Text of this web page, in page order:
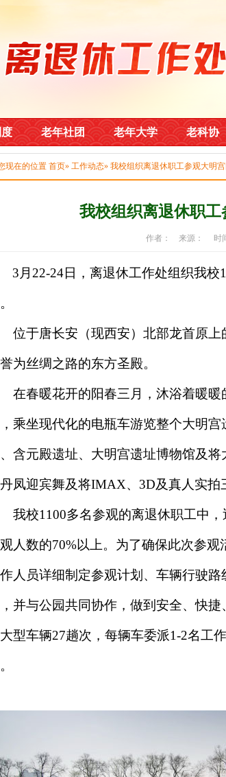
老年社团 老年大学 老科协
现在的位置 首页» 工作动态» 我校组织离退休职工参观大明
我校组织离退休职
作者： 来源： 时间
3 月 22-24日，离退休工作处组织我校
于唐长安（现西安）北部龙首原上
为丝绸之路的东方圣殿。
春暖花开的阳春三月，沐浴着暖暖
乘坐现代化的电瓶车游览整个大明
含元殿遗址、大明宫遗址博物馆及将
凤迎宾舞及将IMAX、 3D及真人实拍
校1100多名参观的离退休职工中，
人数的70%以上。为了确保此次参
人员详细制定参观计划、车辆行驶路
并与公园共同协作，做到安全、快
型车辆27趟次，每辆车委派1-2名工